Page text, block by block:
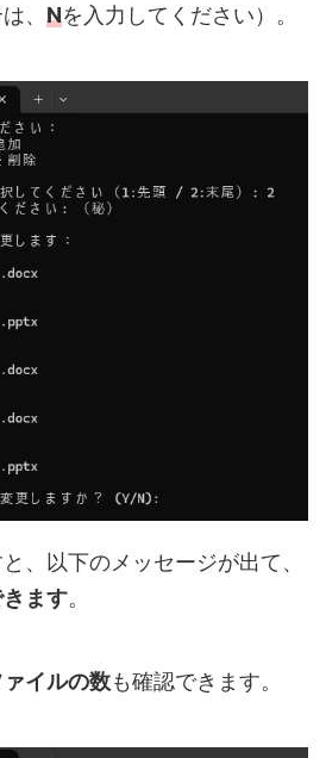
、 Nを入力してください）。
、以下のメッセージが出て、
ます。
イルの数も確認できます。